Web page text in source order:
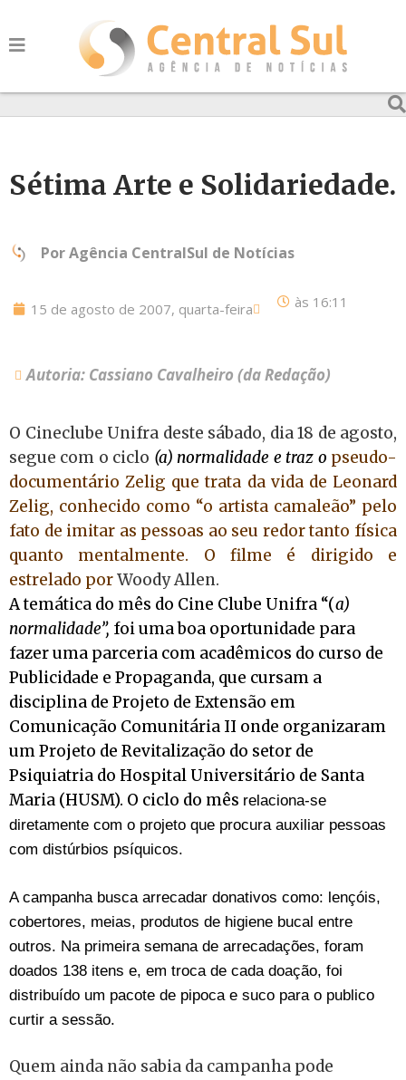
Sétima Arte e Solidariedade.
PorAgência CentralSul de Notícias
15 de agosto de 2007, quarta-feira às 16:11
Autoria: Cassiano Cavalheiro (da Redação)
O Cineclube Unifra deste sábado, dia 18 de agosto,
segue com o ciclo (a) normalidade e traz o pseudo-
documentário Zelig que trata da vida de Leonard
Zelig, conhecido como “o artista camaleão” pelo
fato de imitar as pessoas ao seu redor tanto física
quanto mentalmente. O filme é dirigido e
estrelado porWoody Allen.
A temática do mês do Cine Clube Unifra “(a)
normalidade”, foi uma boa oportunidade para
fazer uma parceria com acadêmicos do curso de
Publicidade e Propaganda, que cursam a
disciplina de Projeto de Extensão em
Comunicação Comunitária II onde organizaram
um Projeto de Revitalização do setor de
Psiquiatria do Hospital Universitário de Santa
Maria (HUSM). O ciclo do mês relaciona-se
diretamente com o projeto que procura auxiliar pessoas
com distúrbios psíquicos.
A campanha busca arrecadar donativos como: lençóis,
cobertores, meias, produtos de higiene bucal entre
outros. Na primeira semana de arrecadações, foram
doados 138 itens e, em troca de cada doação, foi
distribuído um pacote de pipoca e suco para o publico
curtir a sessão.
Quem ainda não sabia da campanha pode